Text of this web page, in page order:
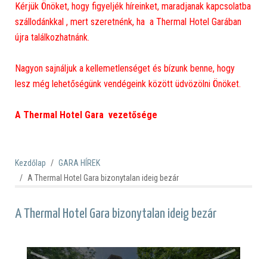
Kérjük Önöket, hogy figyeljék híreinket, maradjanak kapcsolatba
szállodánkkal , mert szeretnénk, ha a Thermal Hotel Garában
újra találkozhatnánk.
Nagyon sajnáljuk a kellemetlenséget és bízunk benne, hogy
lesz még lehetőségünk vendégeink között üdvözölni Önöket.
A Thermal Hotel Gara vezetősége
Kezdőlap
GARA HÍREK
A Thermal Hotel Gara bizonytalan ideig bezár
A Thermal Hotel Gara bizonytalan ideig bezár